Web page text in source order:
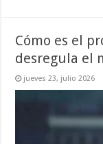
Cómo es el
desregula el
jueves 23, julio 2026